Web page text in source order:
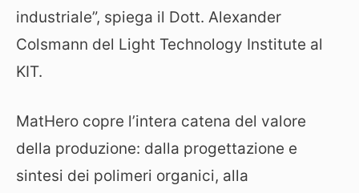
industriale”, spiega il Dott. Alexander
Colsmann del Light Technology Institute al
KIT.
MatHero copre l’intera catena del valore
della produzione: dalla progettazione e
sintesi dei polimeri organici, alla